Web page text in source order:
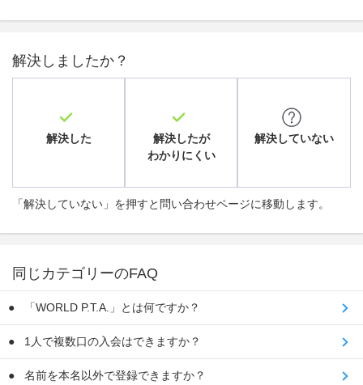
解決しましたか？
解決した
解決したが
わかりにくい
解決していない
「解決していない」を押すと問い合わせページに移動します。
同じカテゴリーのFAQ
「WORLD P.T.A.」とは何ですか？
1人で複数口の入会はできますか？
名前を本名以外で登録できますか？